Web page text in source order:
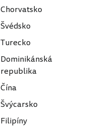
Chorvatsko
Švédsko
Turecko
Dominikánská
republika
Čína
Švýcarsko
Filipíny